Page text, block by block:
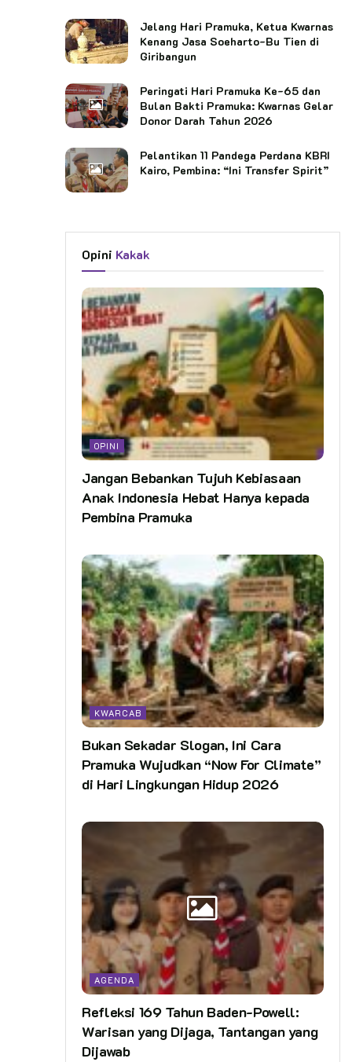
Jelang Hari Pramuka, Ketua Kwarnas
Kenang Jasa Soeharto-Bu Tien di
Giribangun
Peringati Hari Pramuka Ke-65 dan
Bulan Bakti Pramuka: Kwarnas Gelar
Donor Darah Tahun 2026
Pelantikan 11 Pandega Perdana KBRI
Kairo, Pembina: “Ini Transfer Spirit”
Opini Kakak
OPINI
Jangan Bebankan Tujuh Kebiasaan
Anak Indonesia Hebat Hanya kepada
Pembina Pramuka
KWARCAB
Bukan Sekadar Slogan, Ini Cara
Pramuka Wujudkan “Now For Climate”
di Hari Lingkungan Hidup 2026
AGENDA
Refleksi 169 Tahun Baden-Powell:
Warisan yang Dijaga, Tantangan yang
Dijawab